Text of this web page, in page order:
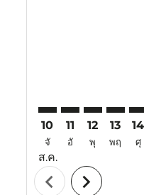
10
จั
ส.ค.
11
อั
12
พุ
13
พฤ
14
ศุ
chevron_left chevron_right